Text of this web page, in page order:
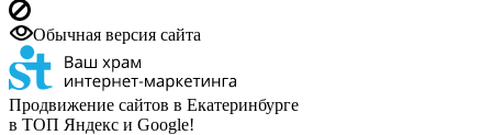
Обычная версия сайта
Продвижение сайтов в Екатеринбурге
в ТОП Яндекс и Google!